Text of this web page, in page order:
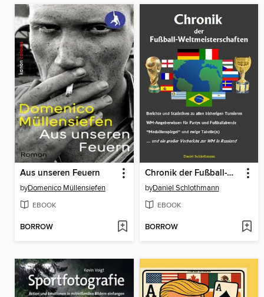
Aus unseren Feuern
byDomenico Müllensiefen
EBOOK
BORROW
Chronik der Fußball-Weltmeisterschaften
byDaniel Schlothmann
EBOOK
BORROW